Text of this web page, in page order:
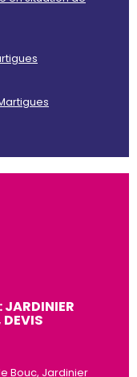
JARDINIER
DEVIS
Bouc, Jardinier